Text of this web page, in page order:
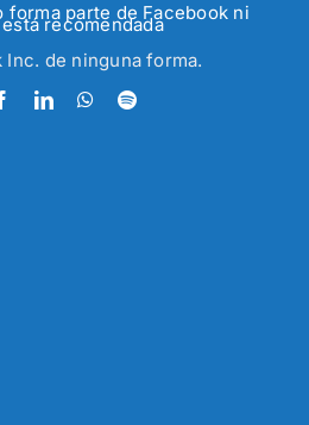
forma parte de Facebook ni
recomendada
Inc. de ninguna forma.